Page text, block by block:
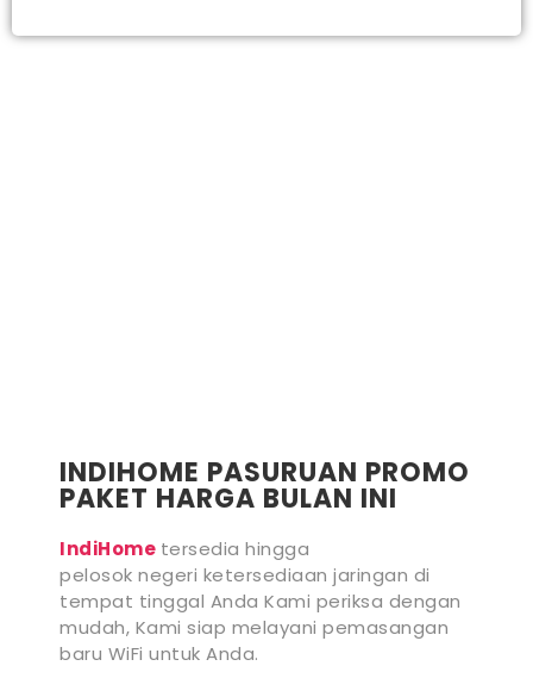
INDIHOME PASURUAN PROMO
PAKET HARGA BULAN INI
IndiHome tersedia hingga
pelosok negeri ketersediaan jaringan di
tempat tinggal Anda Kami periksa dengan
mudah, Kami siap melayani pemasangan
baru WiFi untuk Anda.